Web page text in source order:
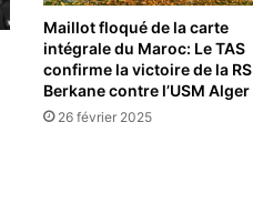
Maillot floqué de la carte
intégrale du Maroc: Le TAS
confirme la victoire de la RS
Berkane contre l’USM Alger
26 février 2025